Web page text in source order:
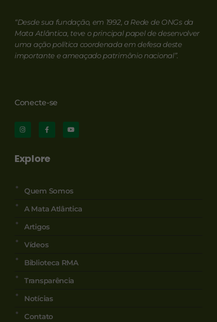
“Desde sua fundação, em 1992, a Rede de ONGs da
Mata Atlântica, teve o principal papel de desenvolver
uma ação política coordenada em defesa deste
importante e ameaçado patrimônio nacional”.
Conecte-se
Explore
Quem Somos
A Mata Atlântica
Artigos
Vídeos
Biblioteca RMA
Transparência
Notícias
Contato